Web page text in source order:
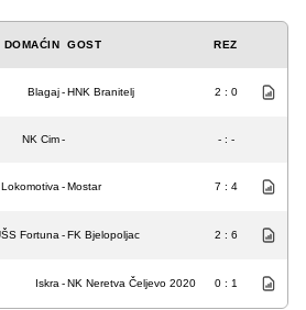
DOMAĆIN GOST REZ
Blagaj-HNK Branitelj 2 : 0
NK Cim- - : -
Lokomotiva -Mostar 7 : 4
Fortuna -FK Bjelopoljac 2 : 6
Iskra -NK Neretva Čeljevo 2020 0 : 1